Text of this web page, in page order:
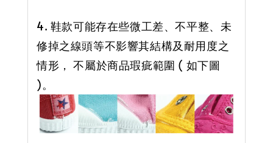
4. 鞋款可能存在些微工差、不平整、未
修掉之線頭等不影響其結構及耐用度之
情形， 不屬於商品瑕疵範圍 ( 如下圖
)。